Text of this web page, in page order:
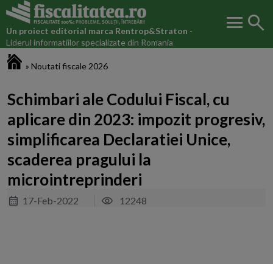
Un proiect editorial marca Rentrop&Straton -
Liderul informatiilor specializate din Romania
menu search
» Noutati fiscale 2026
Schimbari ale Codului Fiscal, cu
aplicare din 2023: impozit progresiv,
simplificarea Declaratiei Unice,
scaderea pragului la
microintreprinderi
17-Feb-2022 12248